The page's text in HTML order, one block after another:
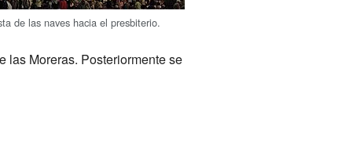
de las naves hacia el presbiterio.
las Moreras. Posteriormente se